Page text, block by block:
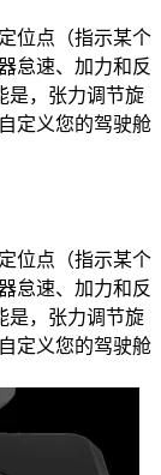
位点（指示某个
怠速、加力和反
是，张力调节旋
定义您的驾驶舱
位点（指示某个
怠速、加力和反
是，张力调节旋
定义您的驾驶舱